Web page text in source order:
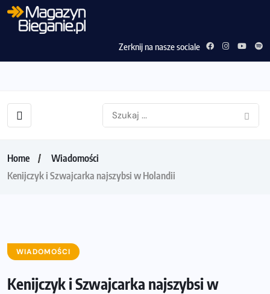
Zerknij na nasze sociale
Home
Wiadomości
Kenijczyk i Szwajcarka najszybsi w Holandii
WIADOMOŚCI
Kenijczyk i Szwajcarka najszybsi w